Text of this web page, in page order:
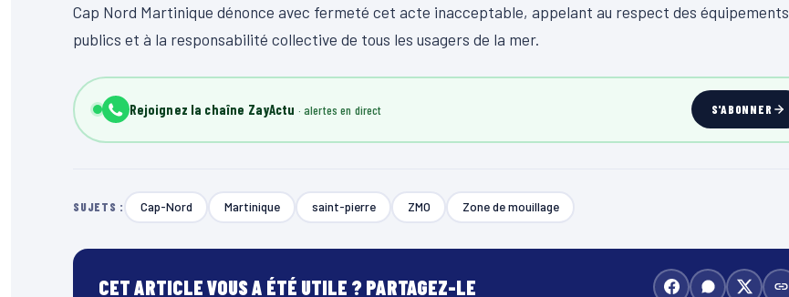
Cap Nord Martinique dénonce avec fermeté cet acte inacceptable, appelant au respect des équipements
publics et à la responsabilité collective de tous les usagers de la mer.
Rejoignez la chaîne ZayActu S'ABONNER
SUJETS : Cap-Nord Martinique saint-pierre ZMO Zone de mouillage
CET ARTICLE VOUS A ÉTÉ UTILE ? PARTAGEZ-LE